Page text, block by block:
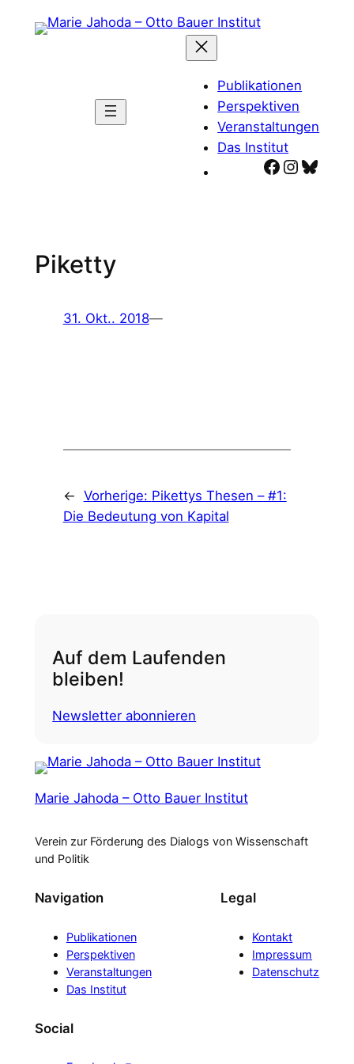
Inhalt
Publikationen
Perspektiven
Veranstaltungen
Das Institut
Facebook
Piketty
31. Okt.. 2018—
← Vorherige: Pikettys Thesen – #1:
Die Bedeutung von Kapital
Auf dem Laufenden
bleiben!
Newsletter abonnieren
Marie Jahoda – Otto Bauer Institut
Verein zur Förderung des Dialogs von Wissenschaft
und Politik
Navigation
Publikationen
Perspektiven
Veranstaltungen
Das Institut
Legal
Kontakt
Impressum
Datenschutz
Social